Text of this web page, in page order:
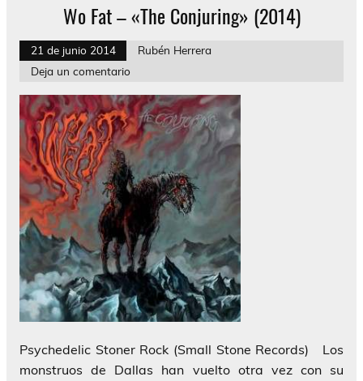
Wo Fat – «The Conjuring» (2014)
21 de junio 2014
Rubén Herrera
Deja un comentario
Psychedelic Stoner Rock (Small Stone Records) Los
monstruos de Dallas han vuelto otra vez con su